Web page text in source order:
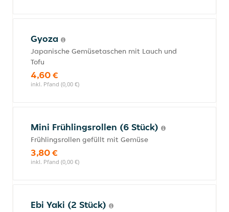
Gyoza
Japanische Gemüsetaschen mit Lauch und
Tofu
4,60 €
inkl. Pfand (0,00 €)
Mini Frühlingsrollen (6 Stück)
Frühlingsrollen gefüllt mit Gemüse
3,80 €
inkl. Pfand (0,00 €)
Ebi Yaki (2 Stück)